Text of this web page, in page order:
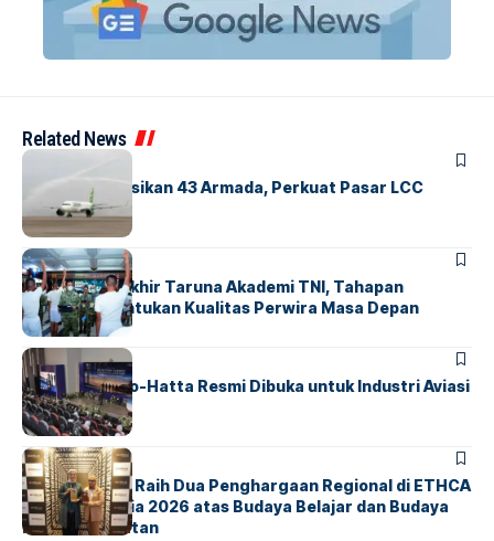
Related News
BANDARA
Citilink Operasikan 43 Armada, Perkuat Pasar LCC
Nasional
BERITA
Sidang Pantukhir Taruna Akademi TNI, Tahapan
Strategis Tentukan Kualitas Perwira Masa Depan
BANDARA BERITA
IALC Soekarno-Hatta Resmi Dibuka untuk Industri Aviasi
Dunia
BERITA
ParagonCorp Raih Dua Penghargaan Regional di ETHCA
Southeast Asia 2026 atas Budaya Belajar dan Budaya
Kebermanfaatan